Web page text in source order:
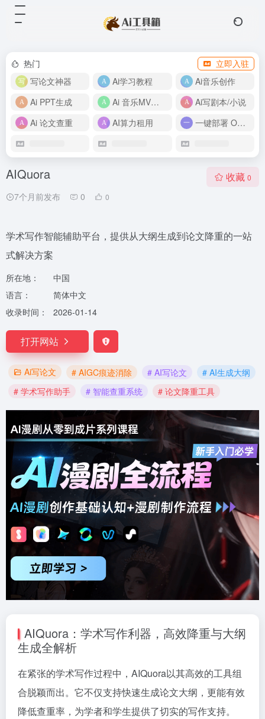
热门
立即入驻
写论文神器
Ai学习教程
Ai音乐创作
Ai PPT生成
Ai 音乐MV制作
Ai写剧本/小说
Ai 论文查重
AI算力租用 一键部署 OpenClaw
AIQuora
7个月前发布 0 0
收藏 0
学术写作智能辅助平台，提供从大纲生成到论文降重的一站
式解决方案
所在地：
中国
语言：
简体中文
收录时间：
2026-01-14
打开网站
Ai写论文 # AIGC痕迹消除 # AI写论文
# AI生成大纲
# 学术写作助手
# 智能查重系统 # 论文降重工具
AIQuora：学术写作利器，高效降重与大纲
生成全解析
在紧张的学术写作过程中，AIQuora以其高效的工具组
合脱颖而出。它不仅支持快速生成论文大纲，更能有效
降低查重率，为学者和学生提供了切实的写作支持。